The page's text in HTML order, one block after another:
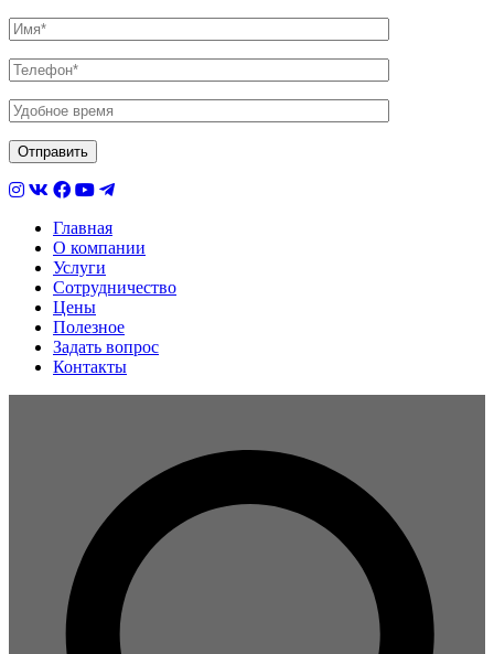
Главная
О компании
Услуги
Сотрудничество
Цены
Полезное
Задать вопрос
Контакты